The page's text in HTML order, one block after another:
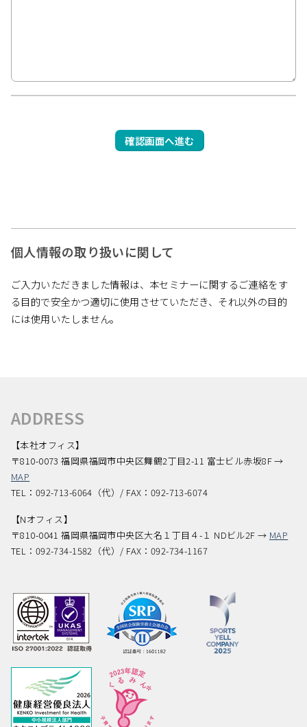
個人情報の取り扱いに関して
ご入力いただきました情報は、本セミナーに関するご連絡をす
る目的で安全かつ適切に使用させていただき、それ以外の目的
には使用いたしません。
ADDRESS
【本社オフィス】
〒810-0073 福岡県福岡市中央区舞鶴2丁目2-11 富士ビル赤坂8F →
MAP
TEL：092-713-6064（代）/ FAX：092-713-6074
【Nオフィス】
〒810-0041 福岡県福岡市中央区大名１丁目４-１ NDビル2F → MAP
TEL：092-734-1582（代）/ FAX：092-734-1167